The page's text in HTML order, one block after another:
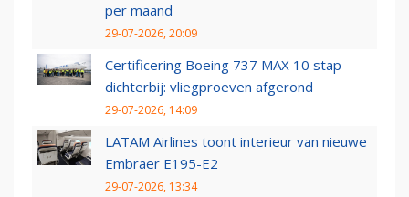
per maand
29-07-2026, 20:09
Certificering Boeing 737 MAX 10 stap
dichterbij: vliegproeven afgerond
29-07-2026, 14:09
LATAM Airlines toont interieur van nieuwe
Embraer E195-E2
29-07-2026, 13:34